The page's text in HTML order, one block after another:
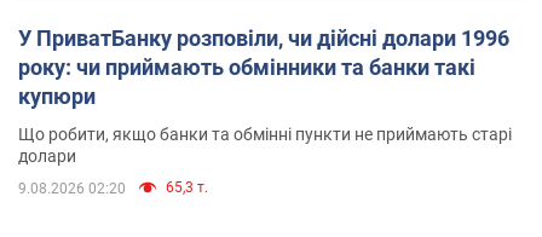
У ПриватБанку розповіли, чи дійсні долари 1996
року: чи приймають обмінники та банки такі
купюри
Що робити, якщо банки та обмінні пункти не приймають старі
долари
9.08.2026 02:20 65,3 т.